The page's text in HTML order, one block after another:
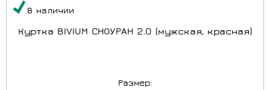
В наличии
Куртка BIVIUM СНОУРАН 2.0 (мужская, красная)
Размер: